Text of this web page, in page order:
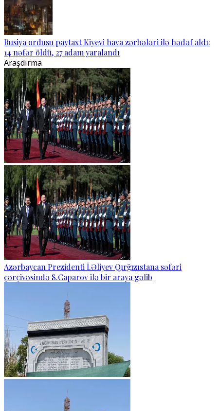
Rusiya ordusu paytaxt Kiyevi hava zərbələri ilə hədəf aldı:
14 nəfər öldü, 27 adam yaralandı
Araşdırma
Azərbaycan Prezidenti İ.Əliyev Qırğızıstana səfəri
çərçivəsində S.Caparov ilə bir araya gəlib